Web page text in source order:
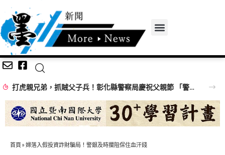
打虎親兄弟，抓賊父子兵！彰化縣警察局慶祝父親節 「警察父子、父女檔」 同台接受「全身大臨檢」按摩笑翻全場
首頁 » 婦落入假投資詐財騙局！警銀及時攔阻保住血汗錢